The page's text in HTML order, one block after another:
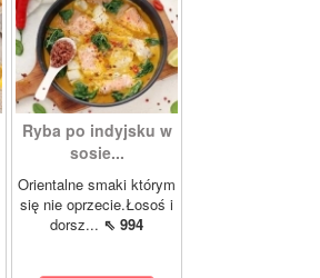
Ryba po indyjsku w
sosie...
Orientalne smaki którym
się nie oprzecie.Łosoś i
dorsz... ⇖ 994